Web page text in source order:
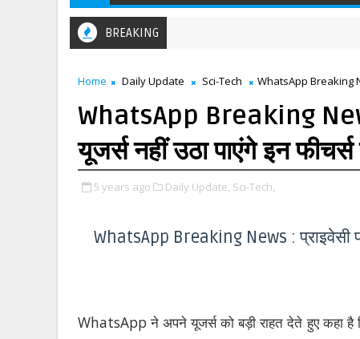
BREAKING
Home Daily Update Sci-Tech WhatsApp Breaking
WhatsApp Breaking News
यूजर्स नहीं उठा पाएंगे इन
5 years ago Daily Update, Sci-Tech,
WhatsApp Breaking News : प्राइवेसी
WhatsAppने अपने यूजर्स को बड़ी राहत देते हुए कहा है